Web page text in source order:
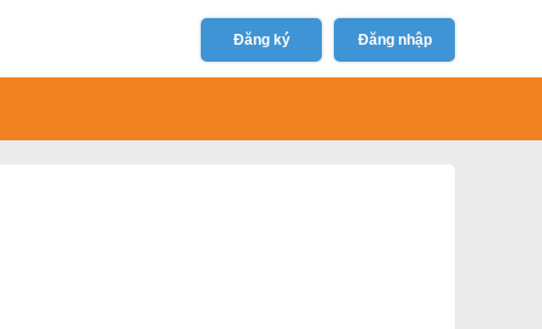
Đăng ký Đăng nhập